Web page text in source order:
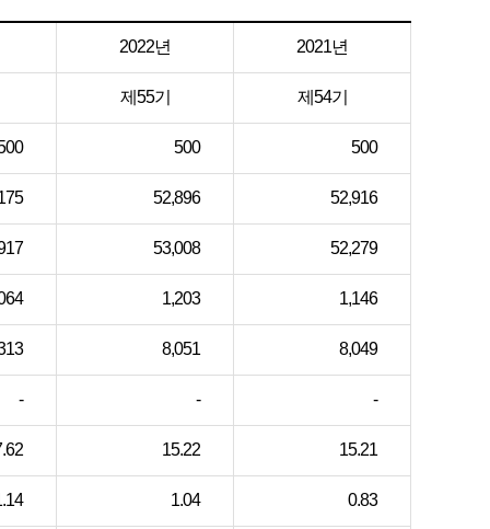
2022년 2021년
제55기 제54기
500 500
52,896 52,916
53,008 52,279
1,203 1,146
8,051 8,049
- - -
15.22 15.21
1.04 0.83